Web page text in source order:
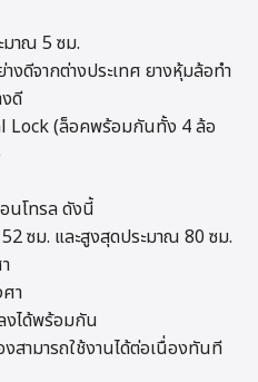
าณ 5 ซม.
งดีจากต่างประเทศ ยางหุ้มล้อทำ
ดี
Lock (ล็อคพร้อมกันทั้ง 4 ล้อ
นโทรล ดังนี้
ซม. และสูงสุดประมาณ 80 ซม.
า
งได้พร้อมกัน
สามารถใช้งานได้ต่อเนื่องทันที